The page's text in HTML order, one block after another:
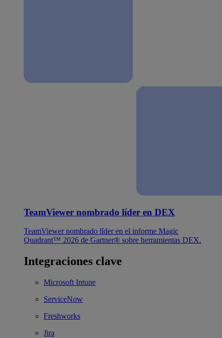
TeamViewer nombrado líder en DEX
TeamViewer nombrado líder en el informe Magic
Quadrant™ 2026 de Gartner® sobre herramientas DEX.
Integraciones clave
Microsoft Intune
ServiceNow
Freshworks
Jira